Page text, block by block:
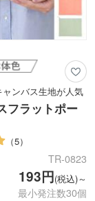
ンバス生地が人気
フラットポー
5
TR-0823
193円(税込)～
最小発注数30個